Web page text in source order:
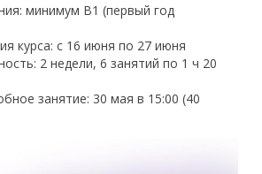
курса: с 16 июня по 27 июня
по 1 ч 20